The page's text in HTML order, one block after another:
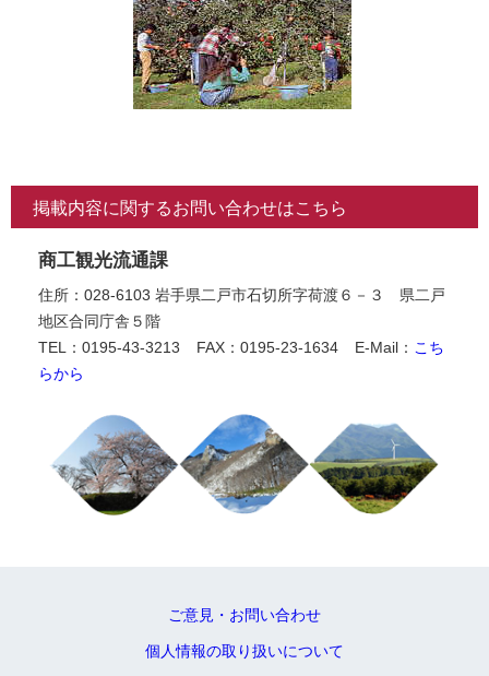
掲載内容に関するお問い合わせはこちら
商工観光流通課
住所：028-6103 岩手県二戸市石切所字荷渡６－３ 県二戸
地区合同庁舎５階
TEL：0195-43-3213
FAX：0195-23-1634 E-Mail： こち
らから
ご意見・お問い合わせ
個人情報の取り扱いについて